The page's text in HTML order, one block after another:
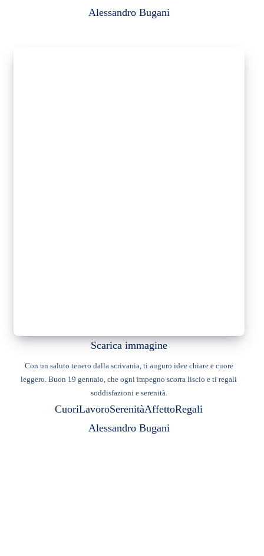
Alessandro Bugani
Scarica immagine
Con un saluto tenero dalla scrivania, ti auguro idee chiare e cuore
leggero. Buon 19 gennaio, che ogni impegno scorra liscio e ti regali
soddisfazioni e serenità.
CuoriLavoroSerenitàAffettoRegali
Alessandro Bugani